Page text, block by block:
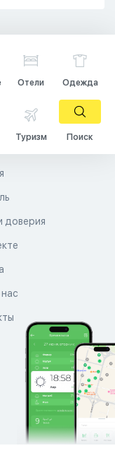
Отели Одежда
Туризм Поиск
доверия